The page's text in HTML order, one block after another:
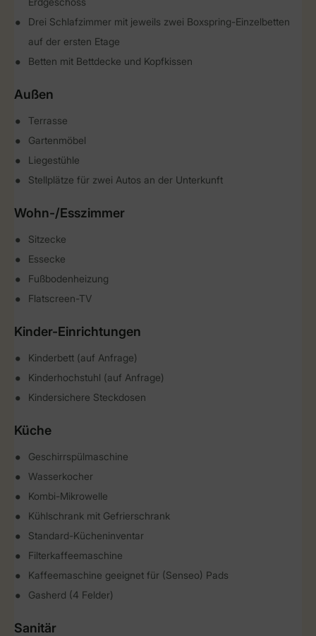
Drei Schlafzimmer mit jeweils zwei Boxspring-Einzelbetten
auf der ersten Etage
Betten mit Bettdecke und Kopfkissen
Außen
Terrasse
Gartenmöbel
Liegestühle
Stellplätze für zwei Autos an der Unterkunft
Wohn-/Esszimmer
Sitzecke
Essecke
Fußbodenheizung
Flatscreen-TV
Kinder-Einrichtungen
Kinderbett (auf Anfrage)
Kinderhochstuhl (auf Anfrage)
Kindersichere Steckdosen
Küche
Geschirrspülmaschine
Wasserkocher
Kombi-Mikrowelle
Kühlschrank mit Gefrierschrank
Standard-Kücheninventar
Filterkaffeemaschine
Kaffeemaschine geeignet für (Senseo) Pads
Gasherd (4 Felder)
Sanitär